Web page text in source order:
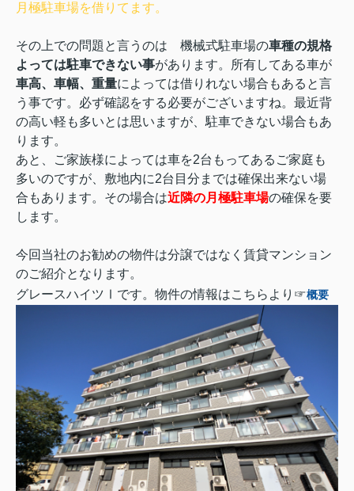
月極駐車場を借りてます。
その上での問題と言うのは 機械式駐車場の車種の規格
よっては駐車できない事があります。所有してある車が
車高、車幅、重量によっては借りれない場合もあると言
う事です。必ず確認をする必要がございますね。最近背
の高い軽も多いとは思いますが、駐車できない場合もあ
ります。
あと、ご家族様によっては車を2台もってあるご家庭も
多いのですが、敷地内に2台目分までは確保出来ない場
合もあります。その場合は近隣の月極駐車場の確保を要
します。
今回当社のお勧めの物件は分譲ではなく賃貸マンション
のご紹介となります。
グレースハイツⅠです。物件の情報はこちらより☞概要